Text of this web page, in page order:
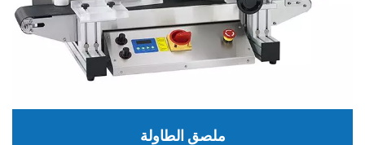
ملصق الطاولة